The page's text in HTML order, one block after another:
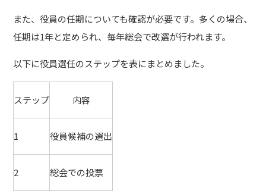
また、役員の任期についても確認が必要です。多くの場合、
任期は1年と定められ、毎年総会で改選が行われます。
以下に役員選任のステップを表にまとめました。
ステップ 内容
1 役員候補の選出
2 総会での投票